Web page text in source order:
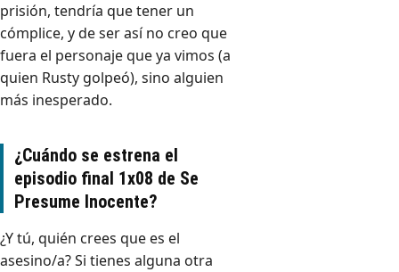
prisión, tendría que tener un
cómplice, y de ser así no creo que
fuera el personaje que ya vimos (a
quien Rusty golpeó), sino alguien
más inesperado.
¿Cuándo se estrena el
episodio final 1x08 de Se
Presume Inocente?
¿Y tú, quién crees que es el
asesino/a? Si tienes alguna otra